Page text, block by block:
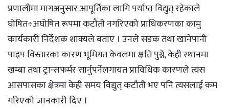
प्रणालीमा मागअनुसार आपूर्तिका लागि पर्याप्त विद्युत् रहेकाले
घोषित÷अघोषित रूपमा कटौती नगरिएको प्राधिकरणका कामु
कार्यकारी निर्देशक शाक्यले बताए । उनले सडक तथा खानेपानी
पाइप विस्तारका कारण भूमिगत केवलमा क्षति पुग्ने, केही स्थानमा
खम्बा तथा ट्रान्सफर्मर सार्नुपर्नेलगायत प्राविधिक कारणले त्यस
आसपासका क्षेत्रमा केही समय विद्युत् कटौती भए पनि त्यसलाई कम
गरिएको जानकारी दिए ।